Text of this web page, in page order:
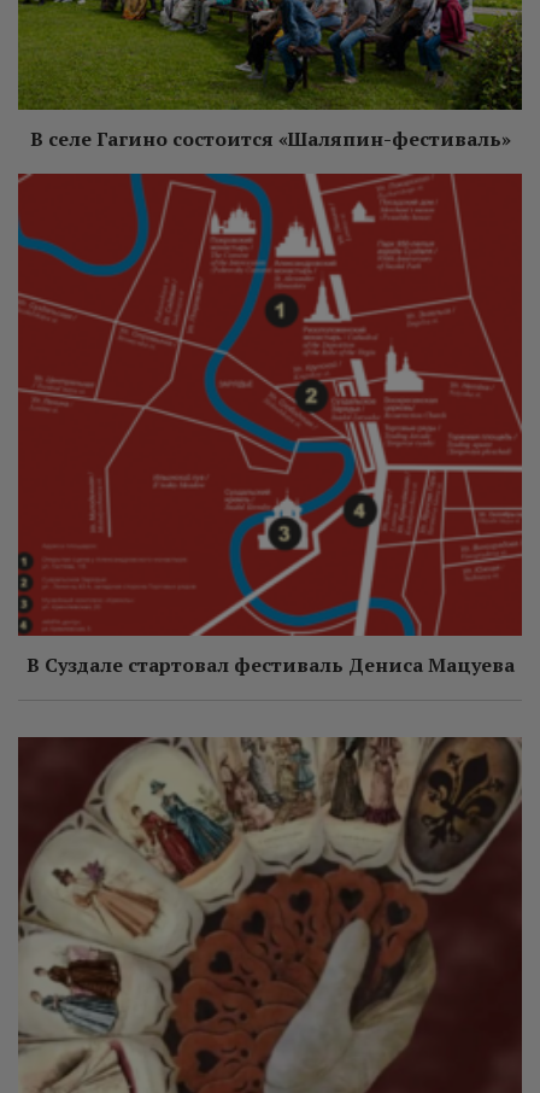
В селе Гагино состоится «Шаляпин-фестиваль»
В Суздале стартовал фестиваль Дениса Мацуева